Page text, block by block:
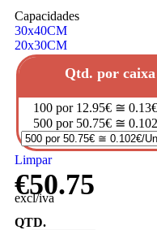
Capacidades
30x40CM
20x30CM
Qtd. por caixa
100 por 12.95€ ≅
500 por 50.75€ ≅
Limpar
€50.75
excl/iva
QTD.